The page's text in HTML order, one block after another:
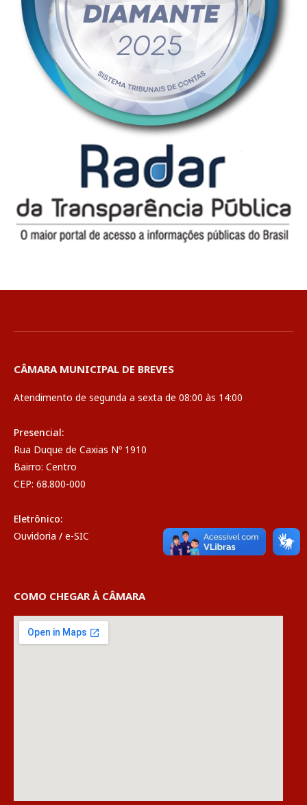
CÂMARA MUNICIPAL DE BREVES
Atendimento de segunda a sexta de 08:00 às 14:00
Presencial:
Rua Duque de Caxias Nº 1910
Bairro: Centro
CEP: 68.800-000
Eletrônico:
Ouvidoria / e-SIC
COMO CHEGAR À CÂMARA